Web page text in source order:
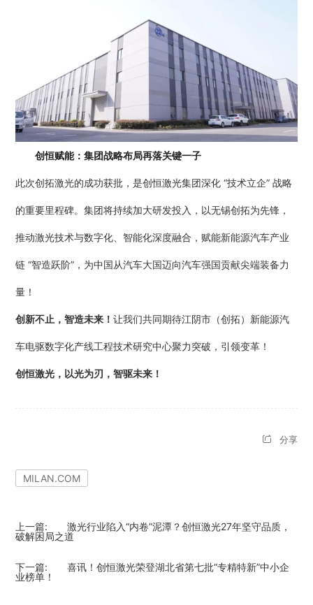
创恒赋能：集团战略布局再落关键一子
此次创拓激光的成功获批，是创恒激光集团深化 “技术立企” 战略
的重要里程碑。集团将持续加大研发投入，以无锡创拓为先锋，
推动激光技术与数字化、智能化深度融合，赋能新能源汽车产业
链 “智造跃阶”，为中国从汽车大国迈向汽车强国贡献尖端装备力
量！
创新不止，智造未来！让我们共同期待江阴市（创拓）新能源汽
车电驱数字化产线工程技术研究中心聚力突破，引领变革！
创恒激光，以光为刃，智驱未来！
分享
MILAN.COM
上一篇:
激光行业陷入“内卷”泥潭？创恒激光27年坚守品质，
破解困局之道
下一篇:
喜讯！创恒激光荣登湖北省第七批“专精特新”中小企
业榜单！